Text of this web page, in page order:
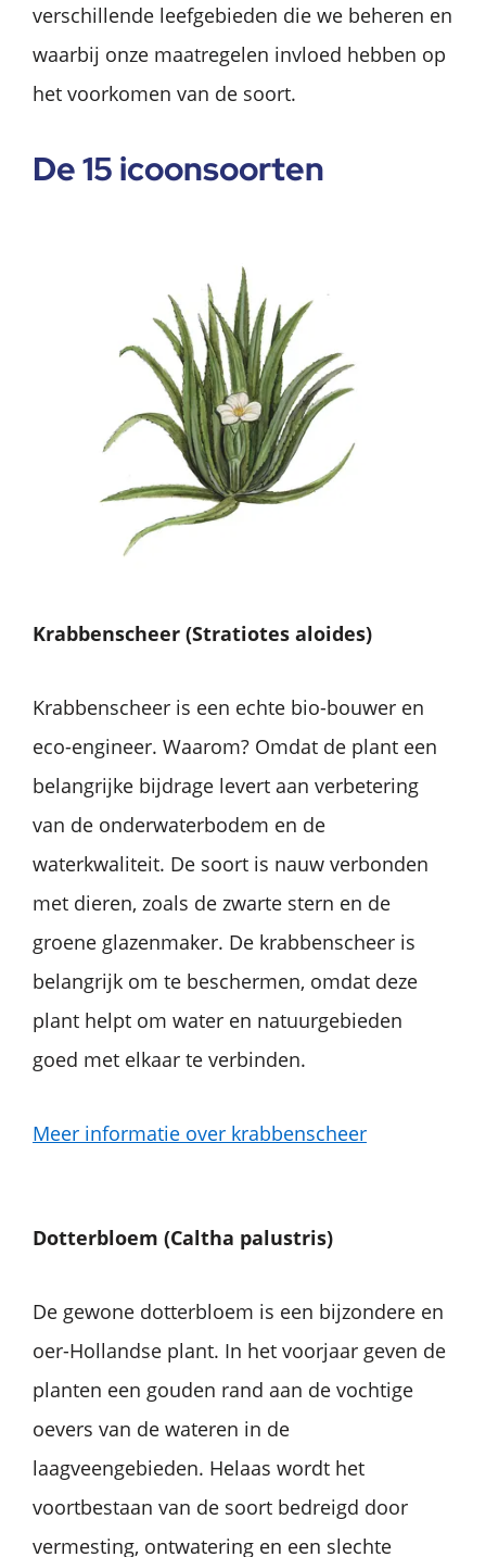
verschillende leefgebieden die we beheren en
waarbij onze maatregelen invloed hebben op
het voorkomen van de soort.
De 15 icoonsoorten
Krabbenscheer (Stratiotes aloides)
Krabbenscheer is een echte bio-bouwer en
eco-engineer. Waarom? Omdat de plant een
belangrijke bijdrage levert aan verbetering
van de onderwaterbodem en de
waterkwaliteit. De soort is nauw verbonden
met dieren, zoals de zwarte stern en de
groene glazenmaker. De krabbenscheer is
belangrijk om te beschermen, omdat deze
plant helpt om water en natuurgebieden
goed met elkaar te verbinden.
Meer informatie over krabbenscheer
Dotterbloem (Caltha palustris)
De gewone dotterbloem is een bijzondere en
oer-Hollandse plant. In het voorjaar geven de
planten een gouden rand aan de vochtige
oevers van de wateren in de
laagveengebieden. Helaas wordt het
voortbestaan van de soort bedreigd door
vermesting, ontwatering en een slechte